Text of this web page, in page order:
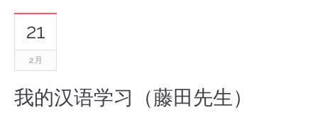
21
2月
我的汉语学习（藤田先生）